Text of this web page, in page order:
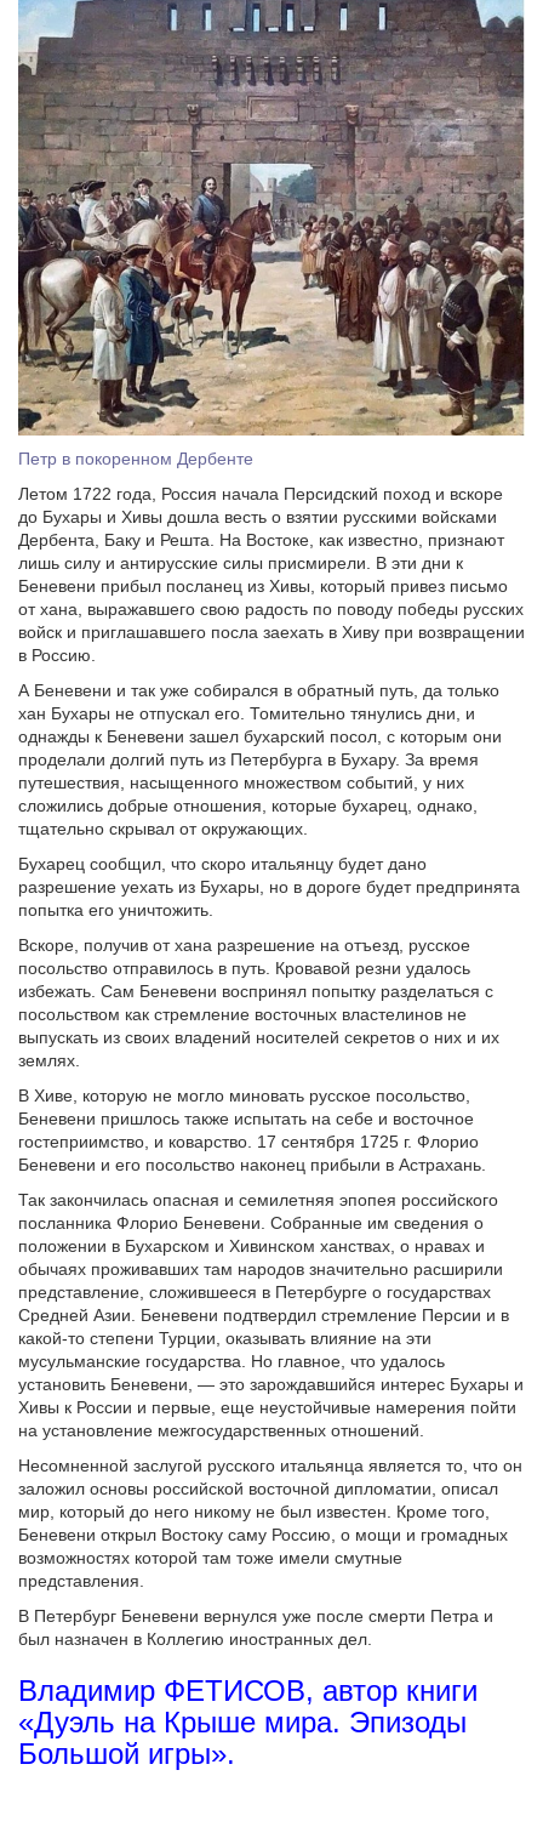
Петр в покоренном Дербенте
Летом 1722 года, Россия начала Персидский поход и вскоре
до Бухары и Хивы дошла весть о взятии русскими войсками
Дербента, Баку и Решта. На Востоке, как известно, признают
лишь силу и антирусские силы присмирели. В эти дни к
Беневени прибыл посланец из Хивы, который привез письмо
от хана, выражавшего свою радость по поводу победы русских
войск и приглашавшего посла заехать в Хиву при возвращении
в Россию.
А Беневени и так уже собирался в обратный путь, да только
хан Бухары не отпускал его. Томительно тянулись дни, и
однажды к Беневени зашел бухарский посол, с которым они
проделали долгий путь из Петербурга в Бухару. За время
путешествия, насыщенного множеством событий, у них
сложились добрые отношения, которые бухарец, однако,
тщательно скрывал от окружающих.
Бухарец сообщил, что скоро итальянцу будет дано
разрешение уехать из Бухары, но в дороге будет предпринята
попытка его уничтожить.
Вскоре, получив от хана разрешение на отъезд, русское
посольство отправилось в путь. Кровавой резни удалось
избежать. Сам Беневени воспринял попытку разделаться с
посольством как стремление восточных властелинов не
выпускать из своих владений носителей секретов о них и их
землях.
В Хиве, которую не могло миновать русское посольство,
Беневени пришлось также испытать на себе и восточное
гостеприимство, и коварство. 17 сентября 1725 г. Флорио
Беневени и его посольство наконец прибыли в Астрахань.
Так закончилась опасная и семилетняя эпопея российского
посланника Флорио Беневени. Собранные им сведения о
положении в Бухарском и Хивинском ханствах, о нравах и
обычаях проживавших там народов значительно расширили
представление, сложившееся в Петербурге о государствах
Средней Азии. Беневени подтвердил стремление Персии и в
какой-то степени Турции, оказывать влияние на эти
мусульманские государства. Но главное, что удалось
установить Беневени, — это зарождавшийся интерес Бухары и
Хивы к России и первые, еще неустойчивые намерения пойти
на установление межгосударственных отношений.
Несомненной заслугой русского итальянца является то, что он
заложил основы российской восточной дипломатии, описал
мир, который до него никому не был известен. Кроме того,
Беневени открыл Востоку саму Россию, о мощи и громадных
возможностях которой там тоже имели смутные
представления.
В Петербург Беневени вернулся уже после смерти Петра и
был назначен в Коллегию иностранных дел.
Владимир ФЕТИСОВ, автор книги
«Дуэль на Крыше мира. Эпизоды
Большой игры».